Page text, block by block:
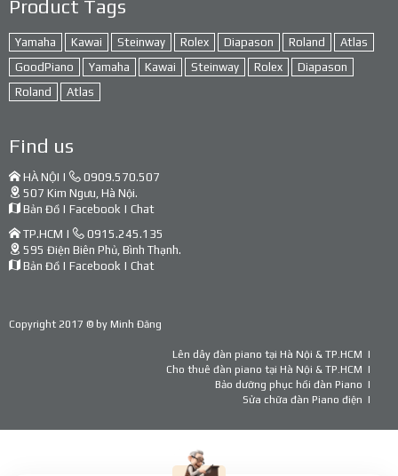
Product Tags
Yamaha Kawai Steinway Rolex Diapason Roland
Atlas
GoodPiano
Yamaha Kawai Steinway Rolex
Diapason
Roland
Atlas
Find us
HÀ NỘI |
0909.570.507
507 Kim Ngưu, Hà Nội.
Bản Đồ | Facebook | Chat
TP.HCM |
0915.245.135
595 Điện Biên Phủ, Bình Thạnh.
Bản Đồ | Facebook | Chat
Copyright 2017 © by Minh Đăng
Lên dây đàn piano tại Hà Nội & TP.HCM
Cho thuê đàn piano tại Hà Nội & TP.HCM
Bảo dưỡng phục hồi đàn Piano
Sửa chữa đàn Piano điện